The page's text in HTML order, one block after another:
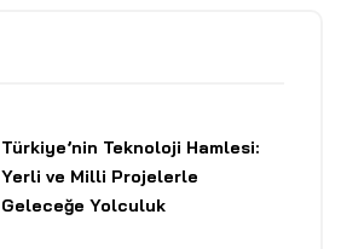
Türkiye’nin Teknoloji Hamlesi:
Yerli ve Milli Projelerle
Geleceğe Yolculuk